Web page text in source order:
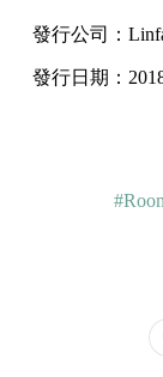
發行公司：
發行日期：